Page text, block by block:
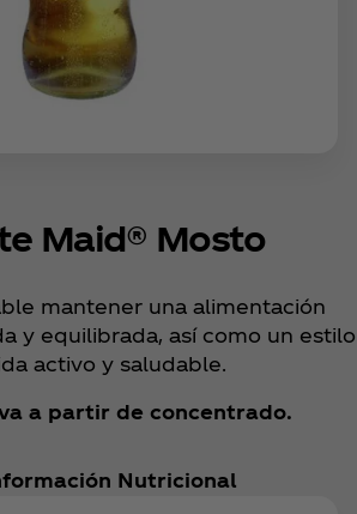
Maid® Mosto
mantener una alimentación
y equilibrada, así como un estilo
activo y saludable.
a partir de concentrado.
Nutricional